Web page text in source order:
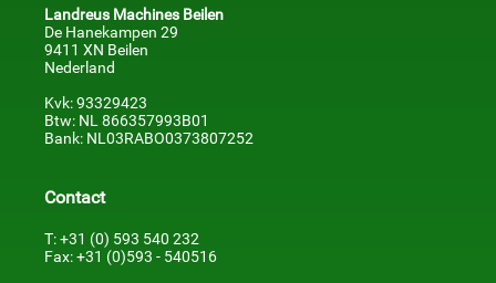
Landreus Machines Beilen
De Hanekampen 29
9411 XN Beilen
Nederland
Kvk: 93329423
Btw: NL 866357993B01
Bank: NL03RABO0373807252
Contact
T: +31 (0) 593 540 232
Fax: +31 (0)593 - 540516